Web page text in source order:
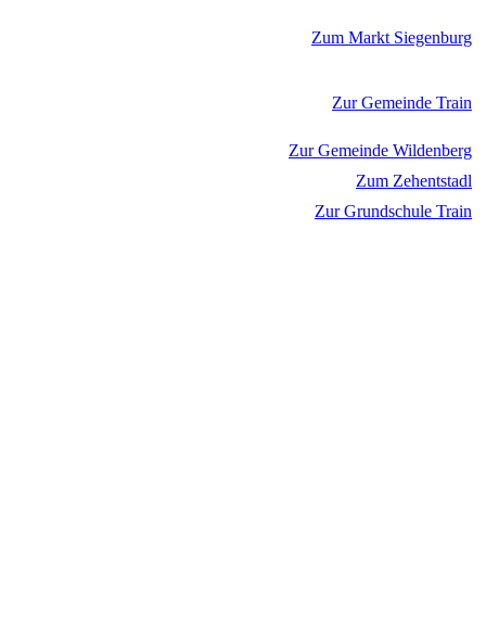
Zum Markt Siegenburg
Zur Gemeinde Train
Zur Gemeinde Wildenberg
Zum Zehentstadl
Zur Grundschule Train